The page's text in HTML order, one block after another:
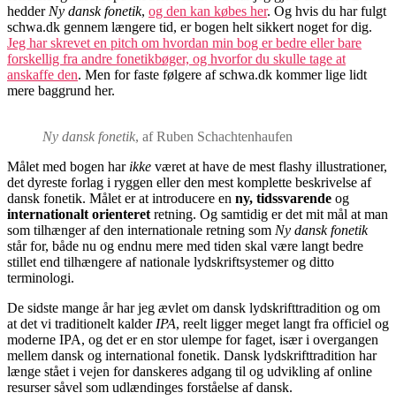
hedder Ny dansk fonetik, og den kan købes her. Og hvis du har fulgt
schwa.dk gennem længere tid, er bogen helt sikkert noget for dig.
Jeg har skrevet en pitch om hvordan min bog er bedre eller bare
forskellig fra andre fonetikbøger, og hvorfor du skulle tage at
anskaffe den. Men for faste følgere af schwa.dk kommer lige lidt
mere baggrund her.
Ny dansk fonetik, af Ruben Schachtenhaufen
Målet med bogen har ikke været at have de mest flashy illustrationer,
det dyreste forlag i ryggen eller den mest komplette beskrivelse af
dansk fonetik. Målet er at introducere en ny, tidssvarende og
internationalt orienteret retning. Og samtidig er det mit mål at man
som tilhænger af den internationale retning som Ny dansk fonetik
står for, både nu og endnu mere med tiden skal være langt bedre
stillet end tilhængere af nationale lydskriftsystemer og ditto
terminologi.
De sidste mange år har jeg ævlet om dansk lydskrifttradition og om
at det vi traditionelt kalder IPA, reelt ligger meget langt fra officiel og
moderne IPA, og det er en stor ulempe for faget, især i overgangen
mellem dansk og international fonetik. Dansk lydskrifttradition har
længe stået i vejen for danskeres adgang til og udvikling af online
resurser såvel som udlændinges forståelse af dansk.